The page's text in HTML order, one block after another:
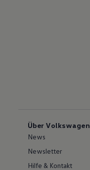
Über Volkswagen
News
Newsletter
Hilfe & Kontakt